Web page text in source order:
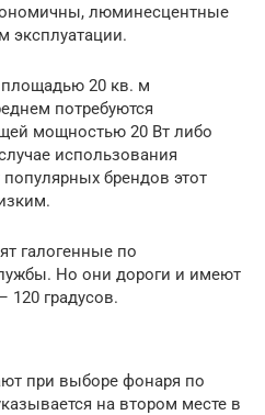
люминесцентные
эксплуатации.
20 кв. м
потребуются
мощностью 20 Вт либо
использования
брендов этот
галогенные по
Но они дороги и имеют
120 градусов.
при выборе фонаря по
на втором месте в